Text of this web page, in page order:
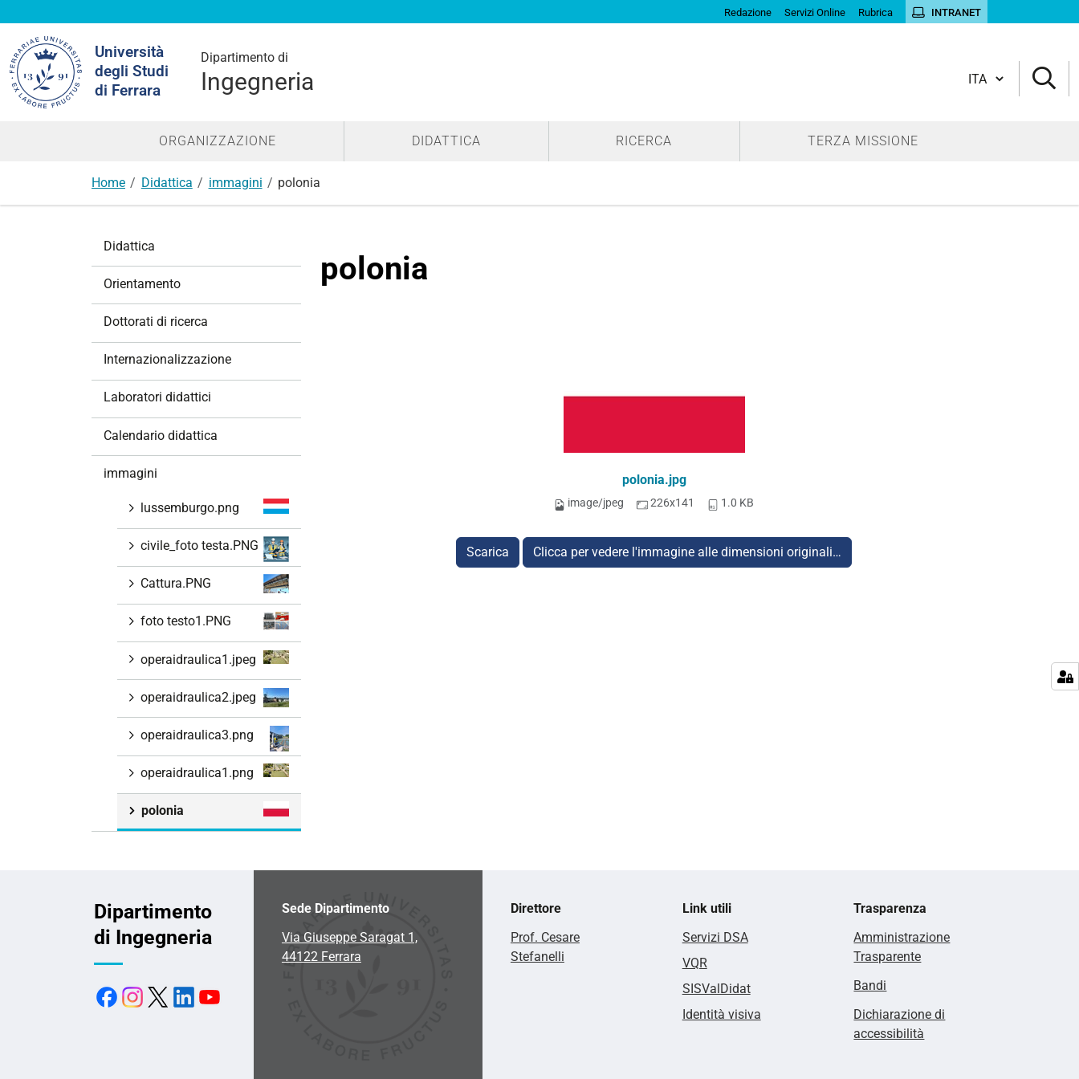
Redazione Servizi Online Rubrica INTRANET
Università
degli Studi
di Ferrara
Dipartimento di
Ingegneria
nel
sito
Cambia lingua
ORGANIZZAZIONE DIDATTICA RICERCA TERZA MISSIONE
Home Didattica immagini polonia
polonia
polonia.jpg
image/jpeg 226x141 1.0 KB
Scarica Clicca per vedere l'immagine alle dimensioni originali…
Didattica
Orientamento
Dottorati di ricerca
Internazionalizzazione
Laboratori didattici
Calendario didattica
immagini
lussemburgo.png
civile_foto testa.PNG
Cattura.PNG
foto testo1.PNG
operaidraulica1.jpeg
operaidraulica2.jpeg
operaidraulica3.png
operaidraulica1.png
polonia
Dipartimento
di Ingegneria
Sede Dipartimento
Via Giuseppe Saragat 1,
44122 Ferrara
Direttore
Prof. Cesare
Stefanelli
Link utili
Servizi DSA
VQR
SISValDidat
Identità visiva
Trasparenza
Amministrazione
Trasparente
Bandi
Dichiarazione di
accessibilità